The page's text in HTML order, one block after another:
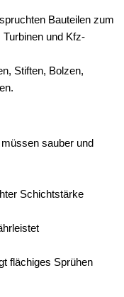
Bauteilen zum
und Kfz-
Stiften, Bolzen,
sauber und
Schichtstärke
flächiges Sprühen